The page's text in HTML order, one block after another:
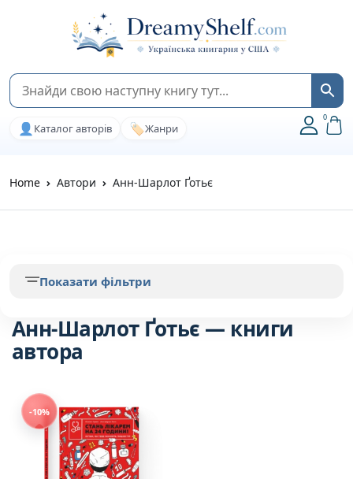
👤 Каталог авторів 🏷️Жанри
0
Home Автори Анн-Шарлот Ґотьє
Анн-Шарлот Ґотьє — книги
автора
-10%
Показати фільтри